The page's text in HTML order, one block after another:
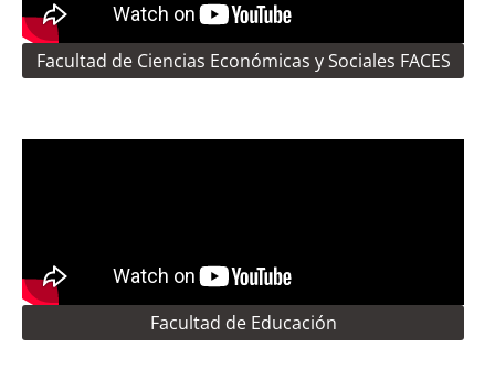
Facultad de Ciencias Económicas y Sociales FACES
Facultad de Educación